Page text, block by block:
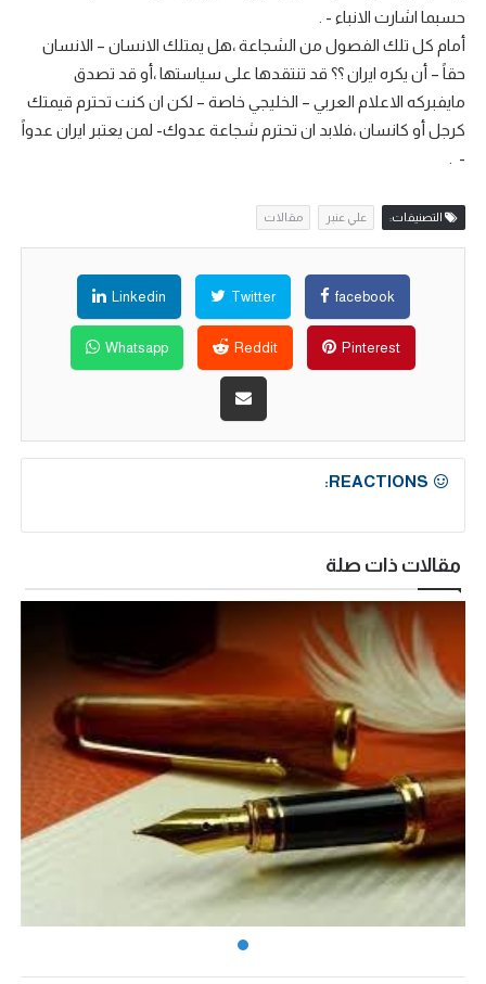
حسبما اشارت الانباء - .
أمام كل تلك الفصول من الشجاعة ،هل يمتلك الانسان – الانسان
حقاً – أن يكره ايران ؟؟ قد تنتقدها على سياستها ،أو قد تصدق
مايفبركه الاعلام العربي – الخليجي خاصة – لكن ان كنت تحترم قيمتك
كرجل أو كانسان ،فلابد ان تحترم شجاعة عدوك- لمن يعتبر ايران عدواً
- .
التصنيفات: علي عنبر مقالات
facebook
Twitter
Linkedin
Pinterest
Reddit
Whatsapp
REACTIONS:
مقالات ذات صلة